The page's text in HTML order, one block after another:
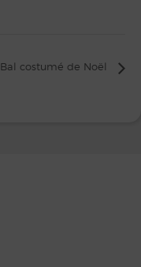
Bal costumé de Noël